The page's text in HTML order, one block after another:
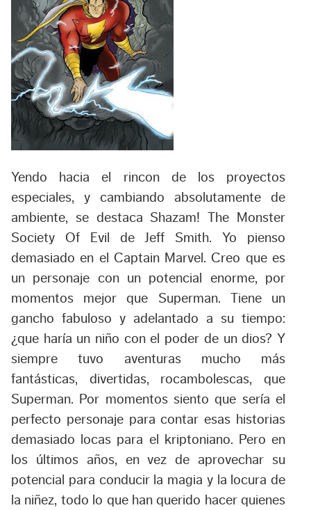
Yendo hacia el rincon de los proyectos
especiales, y cambiando absolutamente de
ambiente, se destaca Shazam! The Monster
Society Of Evil
de Jeff Smith. Yo pienso
demasiado en el Captain Marvel. Creo que es
un personaje con un potencial enorme, por
momentos mejor que Superman. Tiene un
gancho fabuloso y adelantado a su tiempo:
¿que haría un niño con el poder de un dios? Y
siempre tuvo aventuras mucho más
fantásticas, divertidas, rocambolescas, que
Superman. Por momentos siento que sería el
perfecto personaje para contar esas historias
demasiado locas para el kriptoniano. Pero en
los últimos años, en vez de aprovechar su
potencial para conducir la magia y la locura de
la niñez, todo lo que han querido hacer quienes